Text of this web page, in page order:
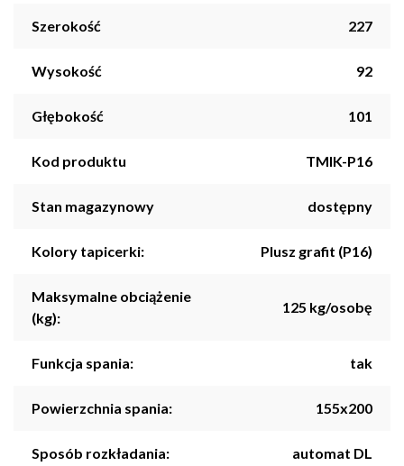
Szerokość 227
Wysokość 92
Głębokość 101
Kod produktu TMIK-P16
Stan magazynowy dostępny
Kolory tapicerki: Plusz grafit (P16)
Maksymalne obciążenie
(kg):
125 kg/osobę
Funkcja spania: tak
Powierzchnia spania: 155x200
Sposób rozkładania: automat DL